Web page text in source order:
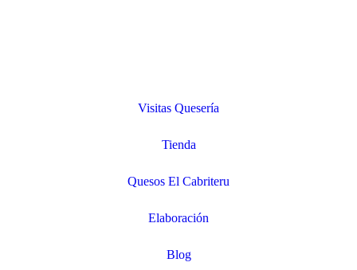
Visitas Quesería
Tienda
Quesos El Cabriteru
Elaboración
Blog